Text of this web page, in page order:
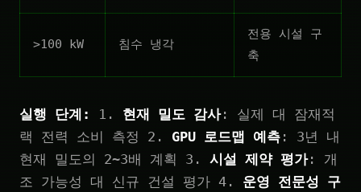
>100 kW 침수 냉각
전용 시설 구
축
실행 단계: 1. 현재 밀도 감사: 실제 대 잠재적
랙 전력 소비 측정 2. GPU 로드맵 예측 : 3년 내
현재 밀도의 2~3배 계획 3. 시설 제약 평가: 개
조 가능성 대 신규 건설 평가 4. 운영 전문성 구